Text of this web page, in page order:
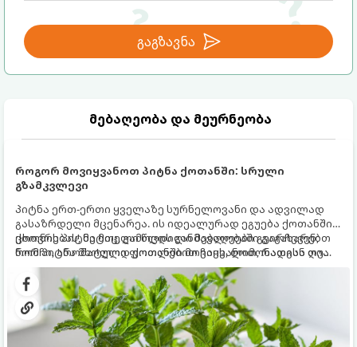
გაგზავნა
მებაღეობა და მეურნეობა
როგორ მოვიყვანოთ პიტნა ქოთანში: სრული
გზამკვლევი
პიტნა ერთ-ერთი ყველაზე სურნელოვანი და ადვილად
გასაზრდელი მცენარეა. ის იდეალურად ეგუება ქოთანში
ცხოვრებას, მეტიც, გამოცდილი მებაღეები გვირჩევენ,
რომ პიტნა მხოლოდ ქოთანში მოვიყვანოთ, რადგან ღია
გრუნტში (ბაღში) დარგვისას ის ფესვებით ძალიან
სწრაფად ვრცელდება და სხვა მცენარეებს ავიწროებს.
ქოთნის პიტნა მთელი წლის განმავლობაში გაგახარებთ
ნორჩი, არომატული ფოთლებით ჩაის, ლიმონათისა თუ
კერძებისთვის.